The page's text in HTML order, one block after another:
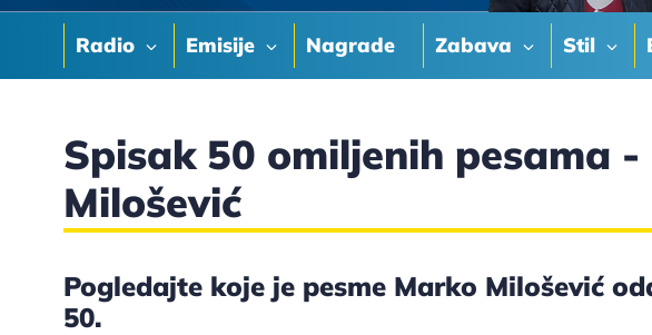
Radio Emisije Nagrade Zabava Stil
Spisak 50 omiljenih pesama
Milošević
Pogledajte koje je pesme Marko Milošević
50.